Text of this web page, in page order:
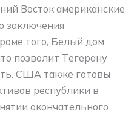
Восток американские
заключения
того, Белый дом
позволит Тегерану
США также готовы
республики в
окончательного